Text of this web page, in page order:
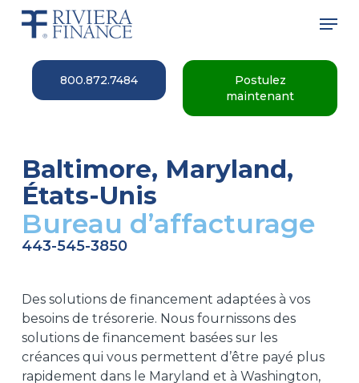
Skip
content
800.872.7484
Postulez
maintenant
Baltimore, Maryland,
États-Unis
Bureau d’affacturage
443-545-3850
Des solutions de financement adaptées à vos
besoins de trésorerie. Nous fournissons des
solutions de financement basées sur les
créances qui vous permettent d’être payé plus
rapidement dans le Maryland et à Washington,
Menu